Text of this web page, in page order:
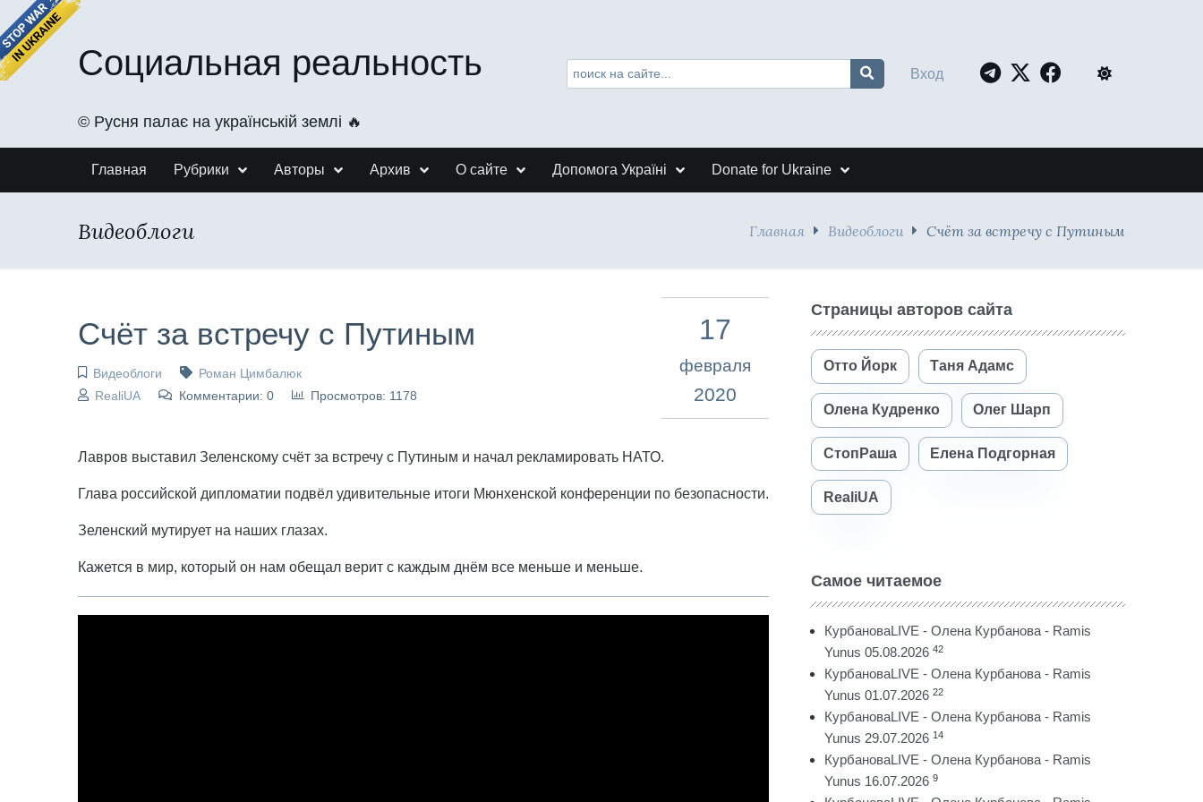
Социальная реальность
©️ Русня палає на українській землі 🔥
Вход
Главная Рубрики Авторы Архив О сайте Допомога Україні Donate for Ukraine
Видеоблоги Главная Видеоблоги Cчёт за встречу с Путиным
Cчёт за встречу с Путиным
Видеоблоги
Роман Цимбалюк
RealiUA
Комментарии: 0 Просмотров: 1178
17
февраля
2020
Лавров выставил Зеленскому счёт за встречу с Путиным и начал рекламировать НАТО.
Глава российской дипломатии подвёл удивительные итоги Мюнхенской конференции по безопасности.
Зеленский мутирует на наших глазах.
Кажется в мир, который он нам обещал верит с каждым днём все меньше и меньше.
Страницы авторов сайта
Отто Йорк Таня Адамс
Олена Кудренко Олег Шарп
СтопРаша Елена Подгорная
RealiUA
Самое читаемое
КурбановаLIVE - Олена Курбанова - Ramis
Yunus 05.08.2026 42
КурбановаLIVE - Олена Курбанова - Ramis
Yunus 01.07.2026 22
КурбановаLIVE - Олена Курбанова - Ramis
Yunus 29.07.2026 14
КурбановаLIVE - Олена Курбанова - Ramis
Yunus 16.07.2026 9